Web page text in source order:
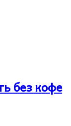
без кофе